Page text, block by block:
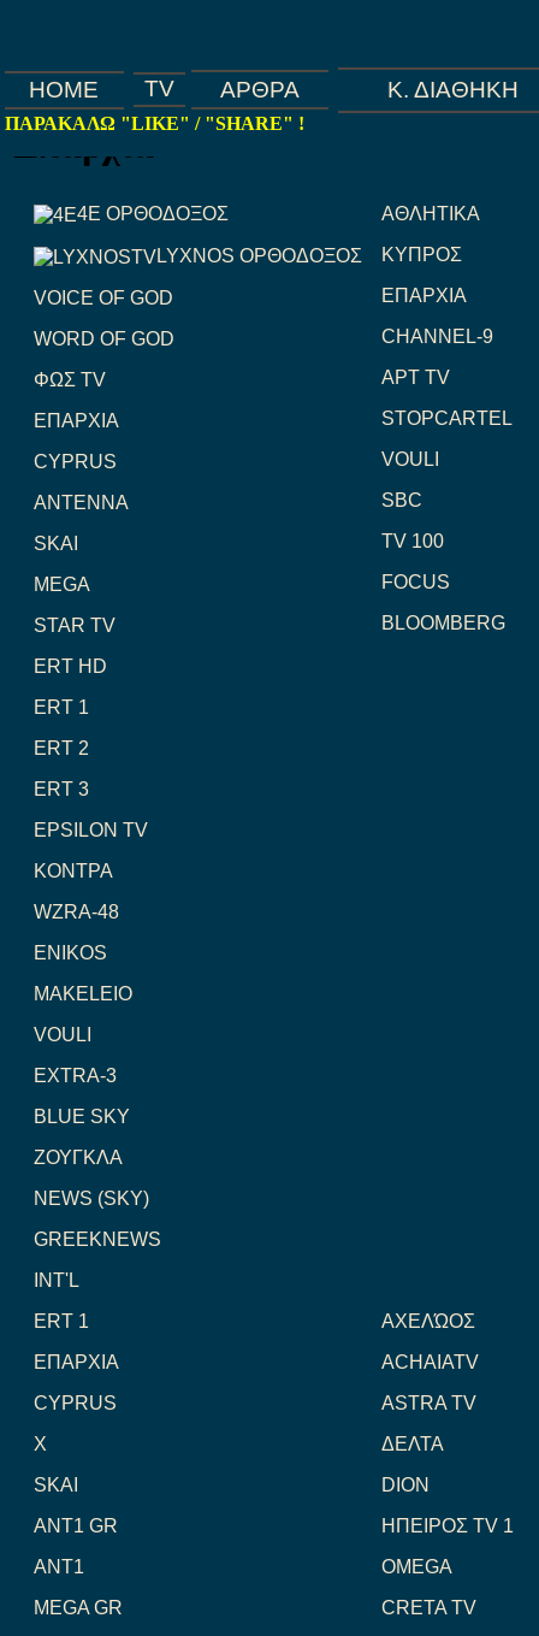
HOME TV ΑΡΘΡΑ Κ. ΔΙΑΘΗΚΗ
ΠΑΡΑΚΑΛΩ "LIKE" / "SHARE" !
Επαρχια
4E ΟΡΘΟΔΟΞΟΣ
LYXNOS ΟΡΘΟΔΟΞΟΣ
VOICE OF GOD
WORD OF GOD
ΦΩΣ TV
ΕΠΑΡΧΙΑ
CYPRUS
ANTENNA
SKAI
MEGA
STAR TV
ERT HD
ERT 1
ERT 2
ERT 3
EPSILON TV
ΚΟΝΤΡΑ
WZRA-48
ENIKOS
MAKELEIO
VOULI
EXTRA-3
BLUE SKY
ΖΟΥΓΚΛΑ
NEWS (SKY)
GREEKNEWS
INT'L
ΑΘΛΗΤΙΚΑ
ΚΥΠΡΟΣ
ΕΠΑΡΧΙΑ
CHANNEL-9
ΑΡΤ TV
STOPCARTEL
VOULI
SBC
TV 100
FOCUS
BLOOMBERG
ERT 1
ΕΠΑΡΧΙΑ
CYPRUS
X
SKAI
ANT1 GR
ANT1
MEGA GR
ΑΧΕΛΏΟΣ
ACHAIATV
ASTRA TV
ΔΕΛΤΑ
DION
ΗΠΕΙΡΟΣ TV 1
OMEGA
CRETA TV